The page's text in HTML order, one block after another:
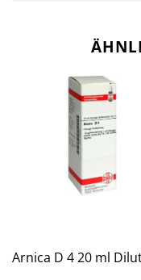
Arnica D 4 20 ml